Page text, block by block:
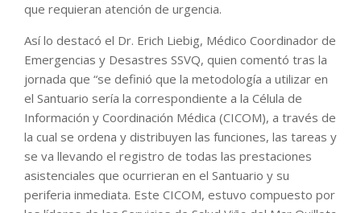
que requieran atención de urgencia.
Así lo destacó el Dr. Erich Liebig, Médico Coordinador de
Emergencias y Desastres SSVQ, quien comentó tras la
jornada que “se definió que la metodología a utilizar en
el Santuario sería la correspondiente a la Célula de
Información y Coordinación Médica (CICOM), a través de
la cual se ordena y distribuyen las funciones, las tareas y
se va llevando el registro de todas las prestaciones
asistenciales que ocurrieran en el Santuario y su
periferia inmediata. Este CICOM, estuvo compuesto por